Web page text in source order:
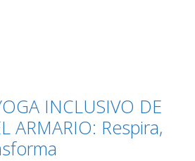
INCLUSIVO DE
ARMARIO: Respira,